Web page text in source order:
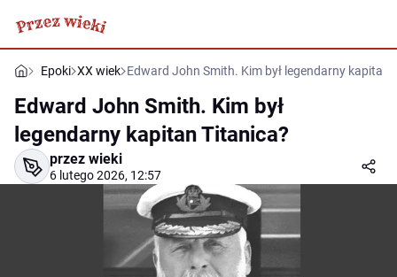
Epoki XX wiek Edward John Smith. Kim był legendarny kapitan
Edward John Smith. Kim był
legendarny kapitan Titanica?
przez wieki
6 lutego 2026, 12:57